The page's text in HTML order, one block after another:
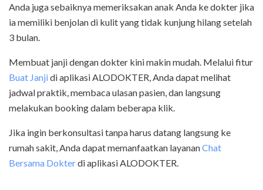
Anda juga sebaiknya memeriksakan anak Anda ke dokter jika
ia memiliki benjolan di kulit yang tidak kunjung hilang setelah
3 bulan.
Membuat janji dengan dokter kini makin mudah. Melaluifitur
Buat Janjidi aplikasi ALODOKTER , Anda dapat melihat
jadwal praktik, membaca ulasan pasien, dan langsung
melakukan booking dalam beberapa klik.
Jika ingin berkonsultasi tanpa harus datang langsung ke
rumah sakit, Anda dapat memanfaatkan layananChat
Bersama Dokterdi aplikasi ALODOKTER.